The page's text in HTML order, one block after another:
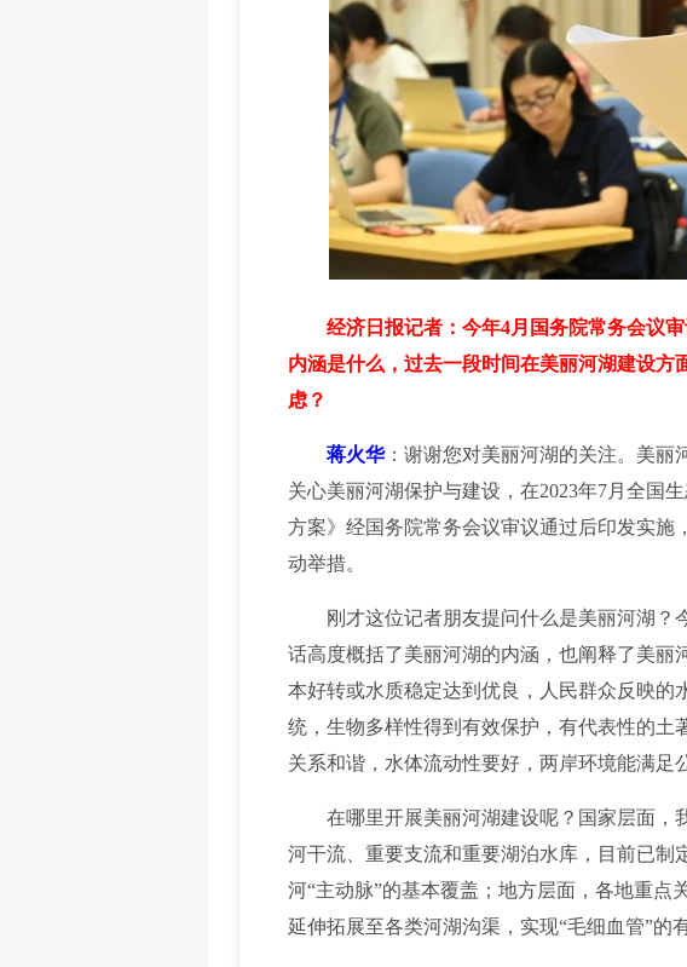
经济日报记者：今年4月国务院常务会议
内涵是什么，过去一段时间在美丽河湖建设
虑？
蒋火华：谢谢您对美丽河湖的关注。美丽
关心美丽河湖保护与建设，在2023年7月全国
方案》经国务院常务会议审议通过后印发实
动举措。
刚才这位记者朋友提问什么是美丽河湖？
话高度概括了美丽河湖的内涵，也阐释了美
本好转或水质稳定达到优良，人民群众反映
统，生物多样性得到有效保护，有代表性的土
关系和谐，水体流动性要好，两岸环境能满足
在哪里开展美丽河湖建设呢？国家层面，
河干流、重要支流和重要湖泊水库，目前已制
河“主动脉”的基本覆盖；地方层面，各地重
延伸拓展至各类河湖沟渠，实现“毛细血管”的